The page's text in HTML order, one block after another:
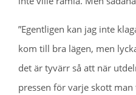
”Egentligen kan jag inte
kom till bra lägen, men
det är tyvärr så att när
pressen för varje skott man